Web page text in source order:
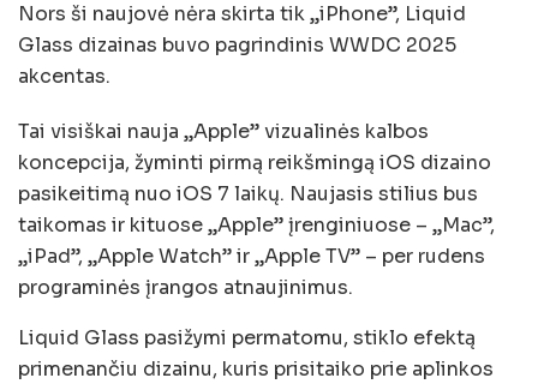
Nors ši naujovė nėra skirta tik „iPhone”, Liquid
Glass dizainas buvo pagrindinis WWDC 2025
akcentas.
Tai visiškai nauja „Apple” vizualinės kalbos
koncepcija, žyminti pirmą reikšmingą iOS dizaino
pasikeitimą nuo iOS 7 laikų. Naujasis stilius bus
taikomas ir kituose „Apple” įrenginiuose – „Mac”,
„iPad”, „Apple Watch” ir „Apple TV” – per rudens
programinės įrangos atnaujinimus.
Liquid Glass pasižymi permatomu, stiklo efektą
primenančiu dizainu, kuris prisitaiko prie aplinkos